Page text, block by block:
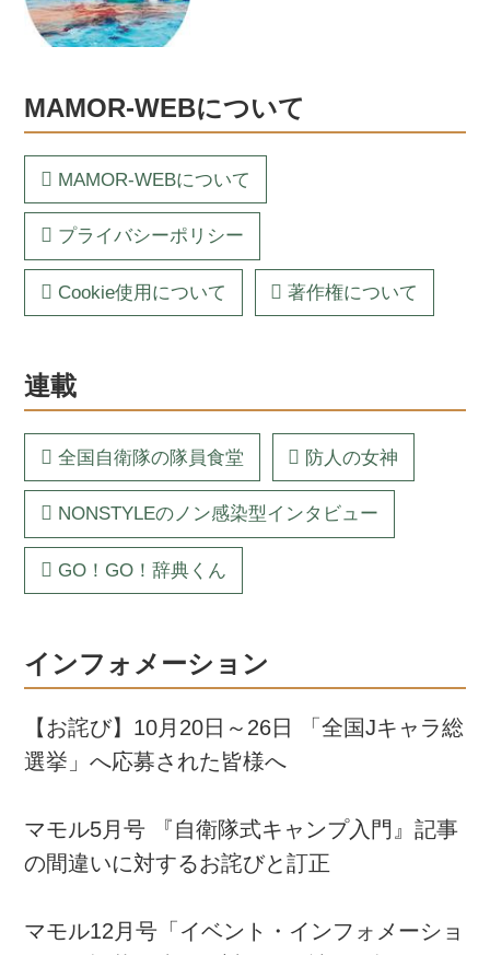
MAMOR-WEBについて
MAMOR-WEBについて
プライバシーポリシー
Cookie使用について 著作権について
連載
全国自衛隊の隊員食堂 防人の女神
NONSTYLEのノン感染型インタビュー
GO！GO！辞典くん
インフォメーション
【お詫び】10月20日～26日 「全国Jキャラ総
選挙」へ応募された皆様へ
マモル5月号 『自衛隊式キャンプ入門』記事
の間違いに対するお詫びと訂正
マモル12月号「イベント・インフォメーショ